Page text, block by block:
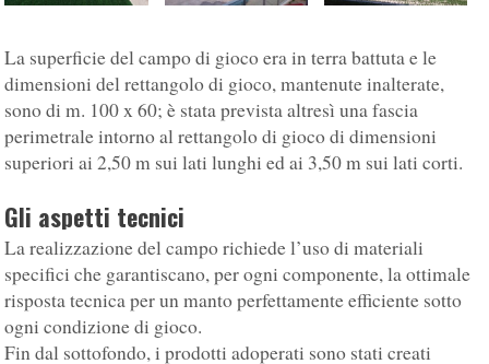
La superficie del campo di gioco era in terra battuta e le
dimensioni del rettangolo di gioco, mantenute inalterate,
sono di m. 100 x 60; è stata prevista altresì una fascia
perimetrale intorno al rettangolo di gioco di dimensioni
superiori ai 2,50 m sui lati lunghi ed ai 3,50 m sui lati corti.
Gli aspetti tecnici
La realizzazione del campo richiede l’uso di materiali
specifici che garantiscano, per ogni componente, la ottimale
risposta tecnica per un manto perfettamente efficiente sotto
ogni condizione di gioco.
Fin dal sottofondo, i prodotti adoperati sono stati creati